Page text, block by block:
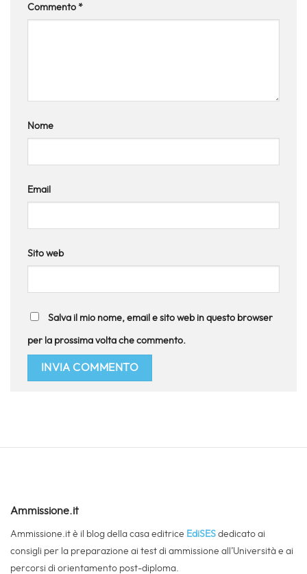
Commento *
Nome
Email
Sito web
Salva il mio nome, email e sito web in questo browser
per la prossima volta che commento.
Ammissione.it
Ammissione.it è il blog della casa editrice EdiSES dedicato ai
consigli per la preparazione ai test di ammissione all’Università e ai
percorsi di orientamento post-diploma.